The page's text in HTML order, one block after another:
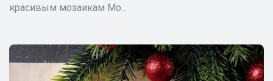
красивым мозаикам Мо...